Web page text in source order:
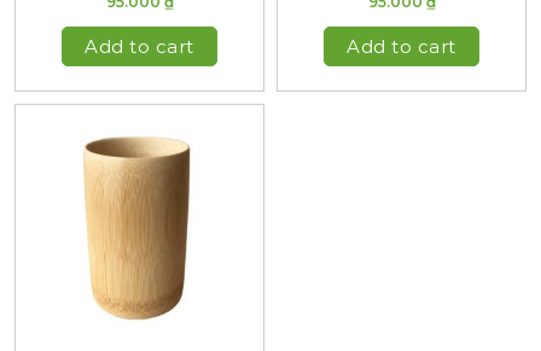
Add to cart
Nhiệt Đới)
Add to cart